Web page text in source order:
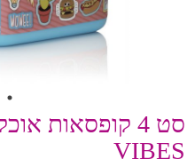
VIBES